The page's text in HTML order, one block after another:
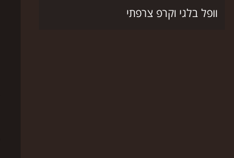
וופל בלגי וקרפ צרפתי